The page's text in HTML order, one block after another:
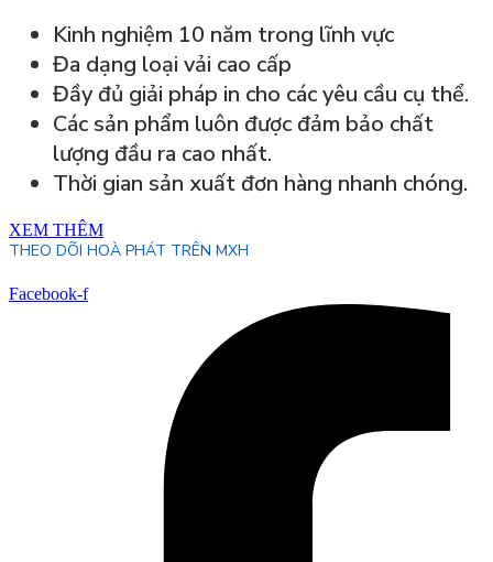
Kinh nghiệm 10 năm trong lĩnh vực
Đa dạng loại vải cao cấp
Đầy đủ giải pháp in cho các yêu cầu cụ thể.
Các sản phẩm luôn được đảm bảo chất
lượng đầu ra cao nhất.
Thời gian sản xuất đơn hàng nhanh chóng.
XEM THÊM
THEO DÕI HOÀ PHÁT TRÊN MXH
Facebook-f